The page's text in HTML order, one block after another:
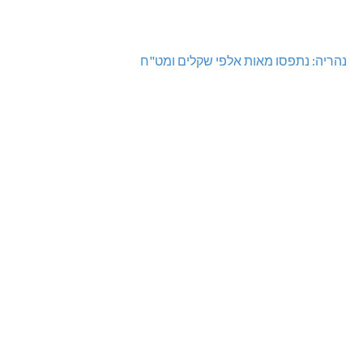
נהריה: נתפסו מאות אלפי שקלים ומט"ח